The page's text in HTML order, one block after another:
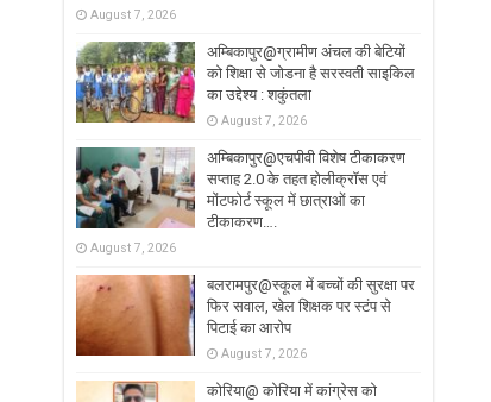
August 7, 2026
अम्बिकापुर@ग्रामीण अंचल की बेटियों
को शिक्षा से जोडना है सरस्वती साइकिल
का उद्देश्य : शकुंतला
August 7, 2026
अम्बिकापुर@एचपीवी विशेष टीकाकरण
सप्ताह 2.0 के तहत होलीक्रॉस एवं
मोंटफोर्ट स्कूल में छात्राओं का
टीकाकरण….
August 7, 2026
बलरामपुर@स्कूल में बच्चों की सुरक्षा पर
फिर सवाल, खेल शिक्षक पर स्टंप से
पिटाई का आरोप
August 7, 2026
कोरिया@ कोरिया में कांग्रेस को